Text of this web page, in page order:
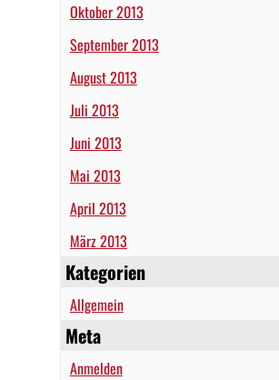
Oktober 2013
September 2013
August 2013
Juli 2013
Juni 2013
Mai 2013
April 2013
März 2013
Kategorien
Allgemein
Meta
Anmelden